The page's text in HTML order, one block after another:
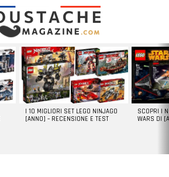
I 10 MIGLIORI SET LEGO NINJAGO
[ANNO] – RECENSIONE E TEST
SCOPRI I
WARS DI